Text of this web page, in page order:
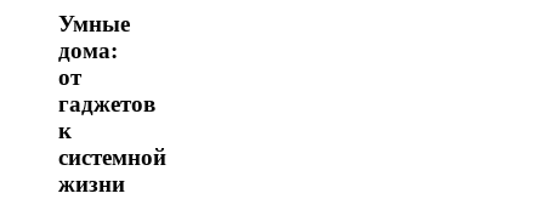
Умные
дома:
от
гаджетов
к
системной
жизни